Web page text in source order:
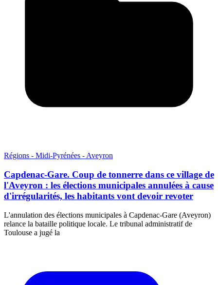
Régions - Midi-Pyrénées - Aveyron
Capdenac-Gare. Coup de tonnerre dans ce village de
l'Aveyron : les élections municipales annulées à cause
d'irrégularités, les habitants vont devoir revoter
L'annulation des élections municipales à Capdenac-Gare (Aveyron)
relance la bataille politique locale. Le tribunal administratif de
Toulouse a jugé la